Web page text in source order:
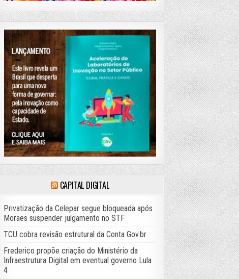
CAPITAL DIGITAL
Privatização da Celepar segue bloqueada após
Moraes suspender julgamento no STF
TCU cobra revisão estrutural da Conta Gov.br
Frederico propõe criação do Ministério da
Infraestrutura Digital em eventual governo Lula
4